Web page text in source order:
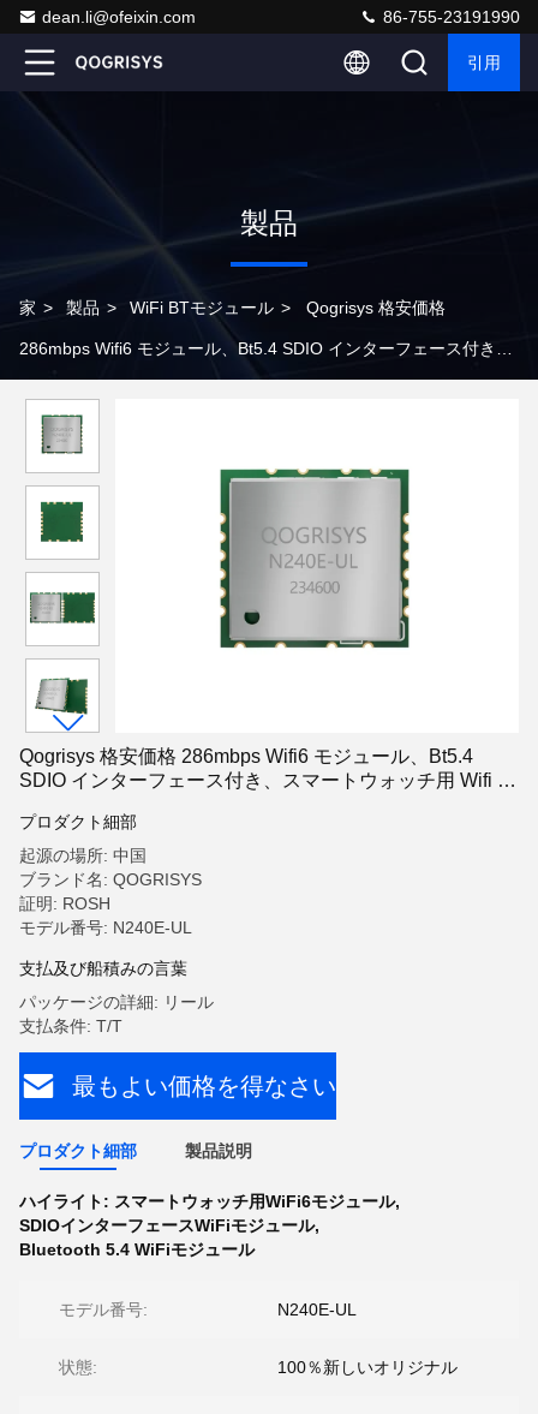
dean.li@ofeixin.com 86-755-23191990
引用
製品
家 > 製品 > WiFi BTモジュール > Qogrisys 格安価格
286mbps Wifi6 モジュール、Bt5.4 SDIO インターフェース付き、
Qogrisys 格安価格 286mbps Wifi6 モジュール、Bt5.4
SDIO インターフェース付き、スマートウォッチ用 Wifi モ
プロダクト細部
起源の場所: 中国
ブランド名: QOGRISYS
証明: ROSH
モデル番号: N240E-UL
支払及び船積みの言葉
パッケージの詳細: リール
支払条件: T/T
最もよい価格を得なさい
プロダクト細部 製品説明
ハイライト: スマートウォッチ用WiFi6モジュール,
SDIOインターフェースWiFiモジュール,
Bluetooth 5.4 WiFiモジュール
モデル番号: N240E-UL
状態: 100％新しいオリジナル